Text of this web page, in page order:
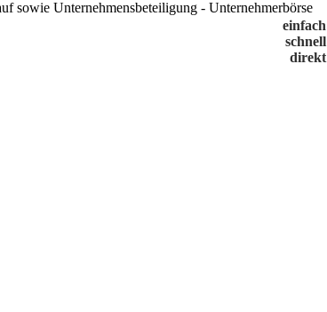
einfach
schnell
direkt